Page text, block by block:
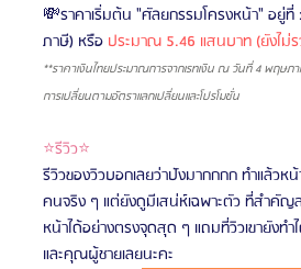
💸ราคาเริ่มต้น "ศัลยกรรมโครงหน้า" อยู่ที่
ภาษี) หรือ ประมาณ 5.46 แสนบาท (ยังไม่
**ราคาเงินไทยประมาณการจากเรทเงิน ณ วันที่ 4 พฤษ
การเปลี่ยนตามอัตราแลกเปลี่ยนและโปรโมชั่น
⭐รีวิว⭐
รีวิวของวิวบอกเลยว่าปังมากกกก ทำแล้วห
คนจริง ๆ แต่ยังดูมีเสน่ห์เฉพาะตัว ที่สำคัญ
หน้าได้อย่างตรงจุดสุด ๆ แถมที่วิวเขายัง
และคุณผู้ชายเลยนะคะ